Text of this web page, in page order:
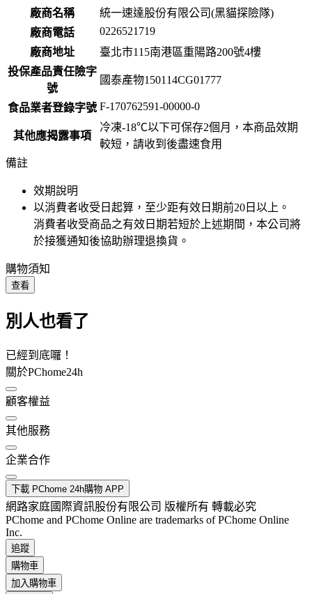
廠商名稱
統一速達股份有限公司(黑貓探險隊)
廠商電話
0226521719
廠商地址
臺北市115南港區重陽路200號4樓
投保產品責任險字
號
國泰產物150114CG01777
食品業者登錄字號 F-170762591-00000-0
其他應揭露事項
冷凍-18℃以下可保存2個月，本商品效期
較短，請收到後盡速食用
備註
效期說明
以消費者收受日起算，至少距有效日期前20 日以上。
消費者收受商品之有效日期若短於上述期間，本公司將
於接獲通知後協助辦理退換貨。
購物須知
查看
別人也看了
已經到底囉！
關於PChome24h
顧客權益
其他服務
企業合作
下載 PChome 24h購物 APP
網路家庭國際資訊股份有限公司 版權所有 轉載必究
PChome and PChome Online are trademarks of PChome Online
Inc.
追蹤
購物車
加入購物車